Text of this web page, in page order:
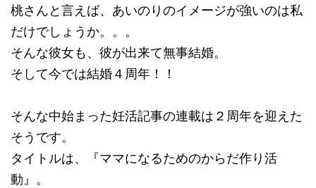
桃さんと言えば、あいのりのイメージが強いのは私
だけでしょうか。。。
そんな彼女も、彼が出来て無事結婚。
そして今では結婚４周年！！
そんな中始まった妊活記事の連載は２周年を迎えた
そうです。
タイトルは、『ママになるためのからだ作り活
動』。